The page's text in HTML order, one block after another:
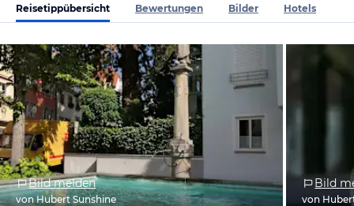
Reisetippübersicht Bewertungen Bilder Hotels
Bild melden
von Hubert Sunshine
Bild
von